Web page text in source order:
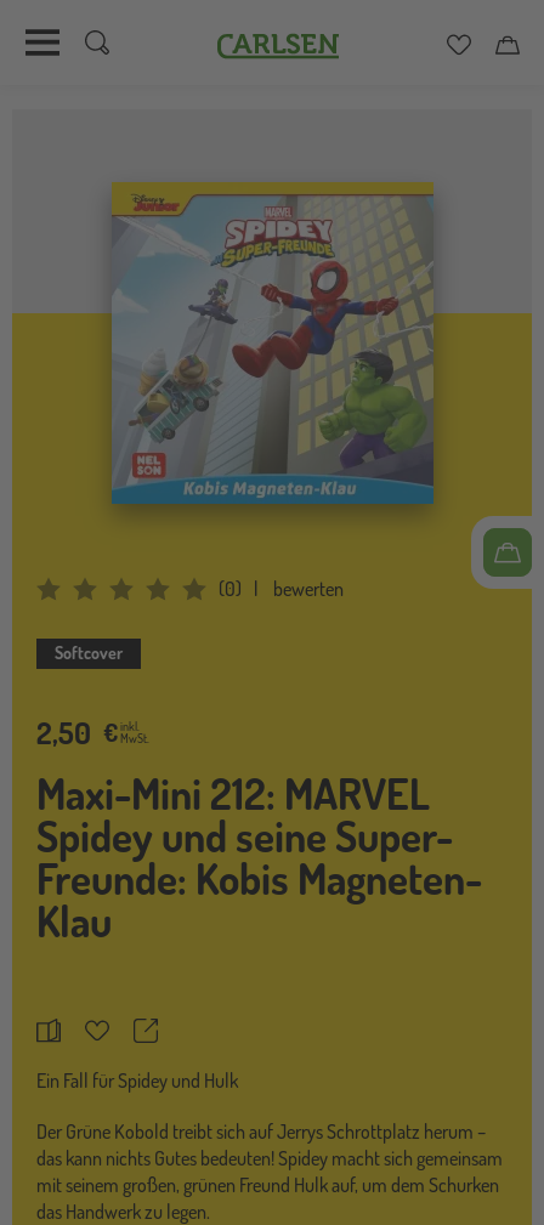
Carlsen
Average Rating: 0 (0) bewerten
Softcover
2,50 €inkl.
MwSt.
Maxi-Mini 212: MARVEL
Spidey und seine Super-
Freunde: Kobis Magneten-
Klau
MerkzettelTeilen
Ein Fall für Spidey und Hulk
Der Grüne Kobold treibt sich auf Jerrys Schrottplatz herum –
das kann nichts Gutes bedeuten! Spidey macht sich gemeinsam
mit seinem großen, grünen Freund Hulk auf, um dem Schurken
das Handwerk zu legen.